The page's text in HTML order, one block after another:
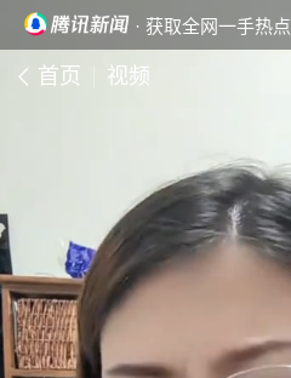
· 获取全网一手热点
首页 视频